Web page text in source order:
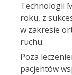
Technologii
roku, z
w zakresie
ruchu.
Poza
pacjentów